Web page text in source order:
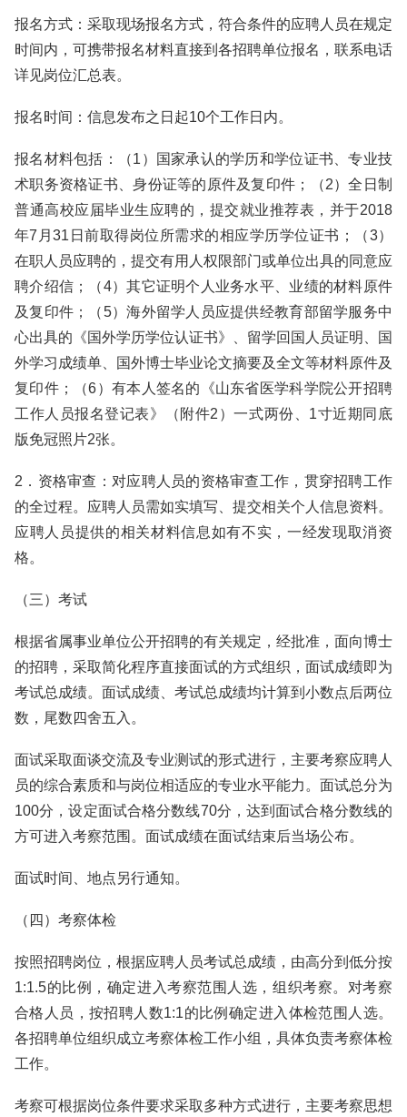
报名方式：采取现场报名方式，符合条件的应聘人员在规定
时间内，可携带报名材料直接到各招聘单位报名，联系电话
详见岗位汇总表。
报名时间：信息发布之日起10个工作日内。
报名材料包括：（1）国家承认的学历和学位证书、专业技
术职务资格证书、身份证等的原件及复印件；（2）全日制
普通高校应届毕业生应聘的，提交就业推荐表，并于2018
年7月31日前取得岗位所需求的相应学历学位证书；（3）
在职人员应聘的，提交有用人权限部门或单位出具的同意应
聘介绍信；（4）其它证明个人业务水平、业绩的材料原件
及复印件；（5）海外留学人员应提供经教育部留学服务中
心出具的《国外学历学位认证书》、留学回国人员证明、国
外学习成绩单、国外博士毕业论文摘要及全文等材料原件及
复印件；（6）有本人签名的《山东省医学科学院公开招聘
工作人员报名登记表》（附件2）一式两份、1寸近期同底
版免冠照片2张。
2．资格审查：对应聘人员的资格审查工作，贯穿招聘工作
的全过程。应聘人员需如实填写、提交相关个人信息资料。
应聘人员提供的相关材料信息如有不实，一经发现取消资
格。
（三）考试
根据省属事业单位公开招聘的有关规定，经批准，面向博士
的招聘，采取简化程序直接面试的方式组织，面试成绩即为
考试总成绩。面试成绩、考试总成绩均计算到小数点后两位
数，尾数四舍五入。
面试采取面谈交流及专业测试的形式进行，主要考察应聘人
员的综合素质和与岗位相适应的专业水平能力。面试总分为
100分，设定面试合格分数线70分，达到面试合格分数线的
方可进入考察范围。面试成绩在面试结束后当场公布。
面试时间、地点另行通知。
（四）考察体检
按照招聘岗位，根据应聘人员考试总成绩，由高分到低分按
1:1.5的比例，确定进入考察范围人选，组织考察。对考察
合格人员，按招聘人数1:1的比例确定进入体检范围人选。
各招聘单位组织成立考察体检工作小组，具体负责考察体检
工作。
考察可根据岗位条件要求采取多种方式进行，主要考察思想